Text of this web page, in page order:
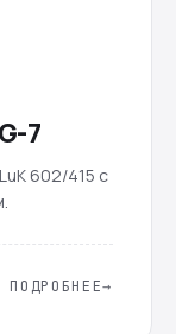
7
602/415 с
ПОДРОБНЕЕ